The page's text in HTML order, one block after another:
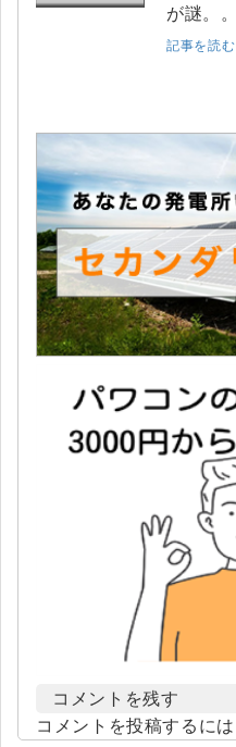
記事を読む
コメントを残す
コメントを投稿するには